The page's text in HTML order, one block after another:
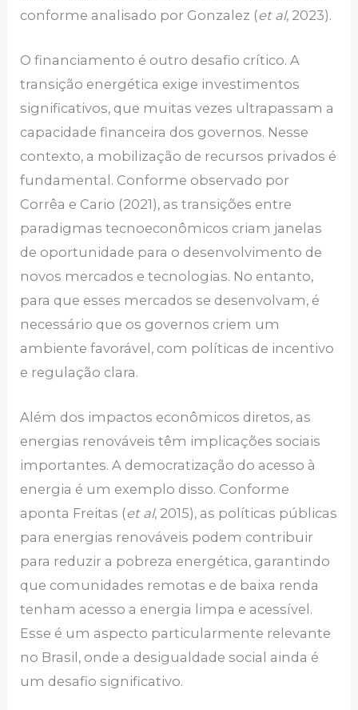
conforme analisado por Gonzalez (et al, 2023).
O financiamento é outro desafio crítico. A
transição energética exige investimentos
significativos, que muitas vezes ultrapassam a
capacidade financeira dos governos. Nesse
contexto, a mobilização de recursos privados é
fundamental. Conforme observado por
Corrêa e Cario (2021), as transições entre
paradigmas tecnoeconômicos criam janelas
de oportunidade para o desenvolvimento de
novos mercados e tecnologias. No entanto,
para que esses mercados se desenvolvam, é
necessário que os governos criem um
ambiente favorável, com políticas de incentivo
e regulação clara.
Além dos impactos econômicos diretos, as
energias renováveis têm implicações sociais
importantes. A democratização do acesso à
energia é um exemplo disso. Conforme
aponta Freitas (et al, 2015), as políticas públicas
para energias renováveis podem contribuir
para reduzir a pobreza energética, garantindo
que comunidades remotas e de baixa renda
tenham acesso a energia limpa e acessível.
Esse é um aspecto particularmente relevante
no Brasil, onde a desigualdade social ainda é
um desafio significativo.